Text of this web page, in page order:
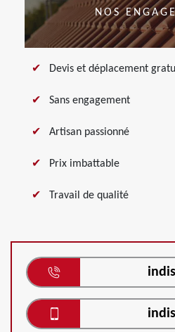
NOS
Devis et déplacement
Sans engagement
Artisan passionné
Prix imbattable
Travail de qualité